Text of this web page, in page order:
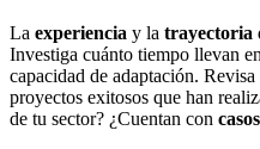
La experiencia y la trayectoria
Investiga cuánto tiempo llevan
capacidad de adaptación. Revisa
proyectos exitosos que han
de tu sector? ¿Cuentan con